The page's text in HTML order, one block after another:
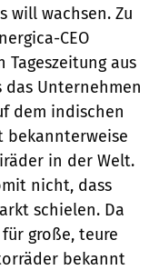
will wachsen. Zu
CEO
aus
das Unternehmen
dem indischen
bekannterweise
in der Welt.
nicht, dass
schielen. Da
große, teure
bekannt